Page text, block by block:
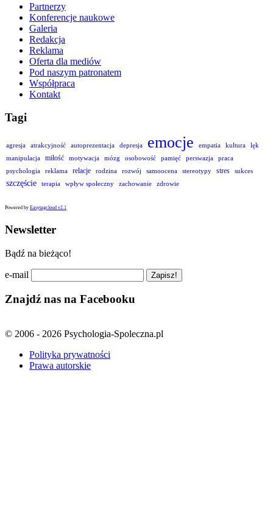
Partnerzy
Konferencje naukowe
Galeria
Redakcja
Reklama
Oferta dla mediów
Pod naszym patronatem
Współpraca
Kontakt
Tagi
agresja atrakcyjność autoprezentacja depresja emocje empatia kultura
lęk
manipulacja
miłość motywacja mózg osobowość pamięć perswazja
praca
psychologia
reklama relacje rodzina rozwój samoocena stereotypy stres sukces
szczęście terapia wpływ społeczny zachowanie zdrowie
Powered by Easytagcloud v2.1
Newsletter
Bądź na bieżąco!
e-mail
Znajdź nas na Facebooku
© 2006 - 2026 Psychologia-Spoleczna.pl
Polityka prywatności
Prawa autorskie